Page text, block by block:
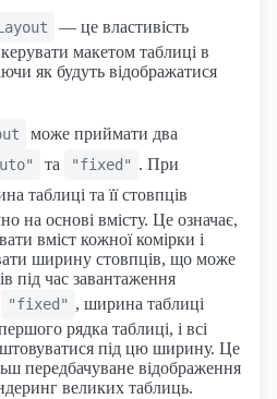
— це властивість
макетом таблиці в
як будуть відображатися
може приймати два
та "fixed" . При
таблиці та її стовпців
на основі вмісту. Це означає,
вміст кожної комірки і
ширину стовпців, що може
під час завантаження
"fixed" , ширина таблиці
рядка таблиці, і всі
під цю ширину. Це
передбачуване відображення
великих таблиць.